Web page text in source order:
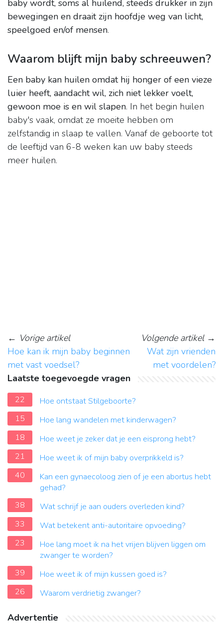
baby wordt, soms al huilend, steeds drukker in zijn
bewegingen en draait zijn hoofdje weg van licht,
speelgoed en/of mensen.
Waarom blijft mijn baby schreeuwen?
Een baby kan huilen omdat hij honger of een vieze
luier heeft, aandacht wil, zich niet lekker voelt,
gewoon moe is en wil slapen. In het begin huilen
baby's vaak, omdat ze moeite hebben om
zelfstandig in slaap te vallen. Vanaf de geboorte tot
de leeftijd van 6-8 weken kan uw baby steeds
meer huilen.
← Vorige artikel
Hoe kan ik mijn baby beginnen
met vast voedsel?
Volgende artikel→
Wat zijn vrienden
met voordelen?
Laatste toegevoegde vragen
22
Hoe ontstaat Stilgeboorte?
15
Hoe lang wandelen met kinderwagen?
18
Hoe weet je zeker dat je een eisprong hebt?
21
Hoe weet ik of mijn baby overprikkeld is?
40
Kan een gynaecoloog zien of je een abortus hebt
gehad?
38
Wat schrijf je aan ouders overleden kind?
33
Wat betekent anti-autoritaire opvoeding?
23
Hoe lang moet ik na het vrijen blijven liggen om
zwanger te worden?
39
Hoe weet ik of mijn kussen goed is?
26
Waarom verdrietig zwanger?
Advertentie